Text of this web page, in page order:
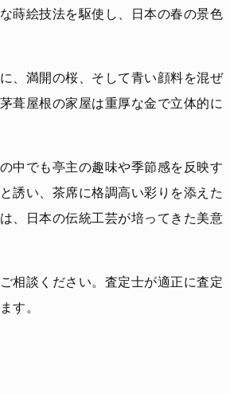
蒔絵技法を駆使し、日本の春の景色
、満開の桜、そして青い顔料を混ぜ
葺屋根の家屋は重厚な金で立体的に
中でも亭主の趣味や季節感を反映す
誘い、茶席に格調高い彩りを添えた
、日本の伝統工芸が培ってきた美意
相談ください。査定士が適正に査定
す。